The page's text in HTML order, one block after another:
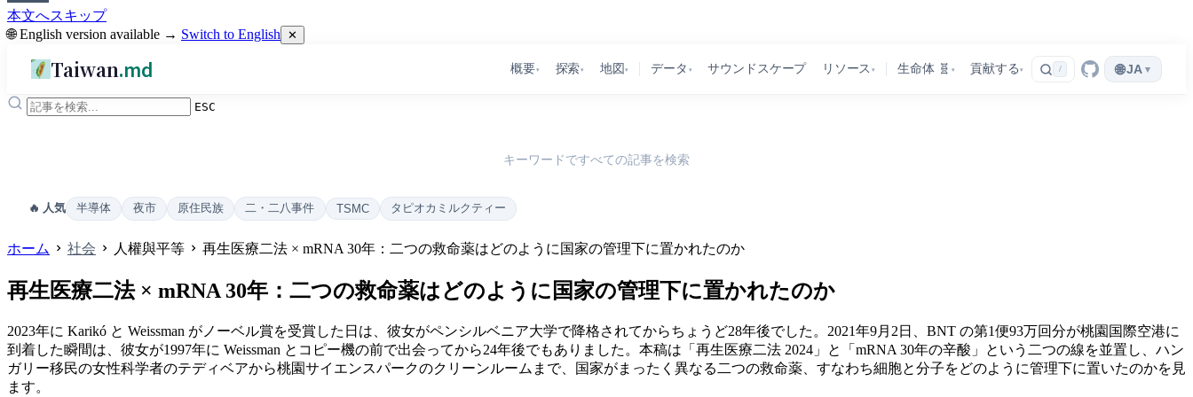
本文へスキップ
🌐 English version available → Switch to English ✕
Taiwan.md 概要▾ 探索▾ 地図 ▾ データ ▾ サウンドスケープ リソース ▾ 生命体 🧬 ▾ 貢献する ▾ / 🌐 JA ▾
ESC
キーワードですべての記事を検索
🔥 人気 半導体 夜市 原住民族 二・二八事件 TSMC タピオカミルクティー
ホーム 社会 人權與平等 再生医療二法 × mRNA 30年：二つの救命薬はどのように国家の管理下に置かれたのか
再生医療二法 × mRNA 30年：二つの救命薬はどのように国家の管理下に置かれたのか
2023年に Karikó と Weissman がノーベル賞を受賞した日は、彼女がペンシルベニア大学で降格されてからちょうど28年後でした。2021年9月2日、BNT の第1便93万回分が桃園国際空港に
到着した瞬間は、彼女が1997年に Weissman とコピー機の前で出会ってから24年後でもありました。本稿は「再生医療二法 2024」と「mRNA 30年の辛酸」という二つの線を並置し、ハン
ガリー移民の女性科学者のテディベアから桃園サイエンスパークのクリーンルームまで、国家がまったく異なる二つの救命薬、すなわち細胞と分子をどのように管理下に置いたのかを見
ます。